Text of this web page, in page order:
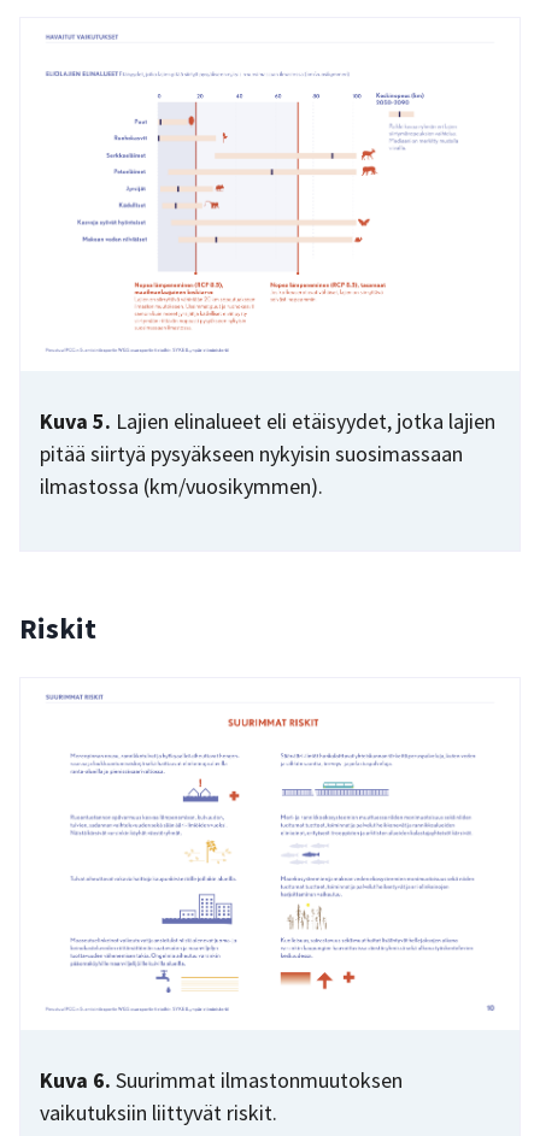
Kuva 5. Lajien elinalueet eli etäisyydet, jotka lajien
pitää siirtyä pysyäkseen nykyisin suosimassaan
ilmastossa (km/vuosikymmen).
Riskit
Kuva 6. Suurimmat ilmastonmuutoksen
vaikutuksiin liittyvät riskit.